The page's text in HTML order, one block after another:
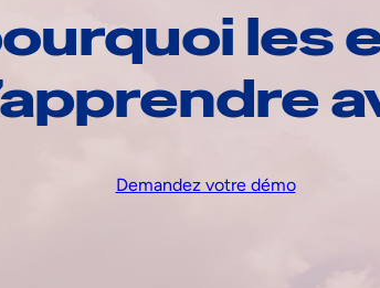
les
Demandez votre démo